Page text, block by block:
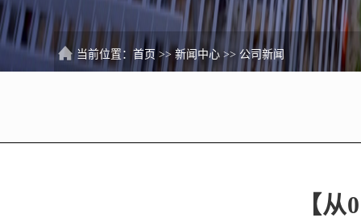
当前位置：首页 >>新闻中心 >>公司新闻
【